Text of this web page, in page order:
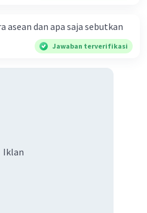
asean dan apa saja sebutkan
Jawaban terverifikasi
Iklan